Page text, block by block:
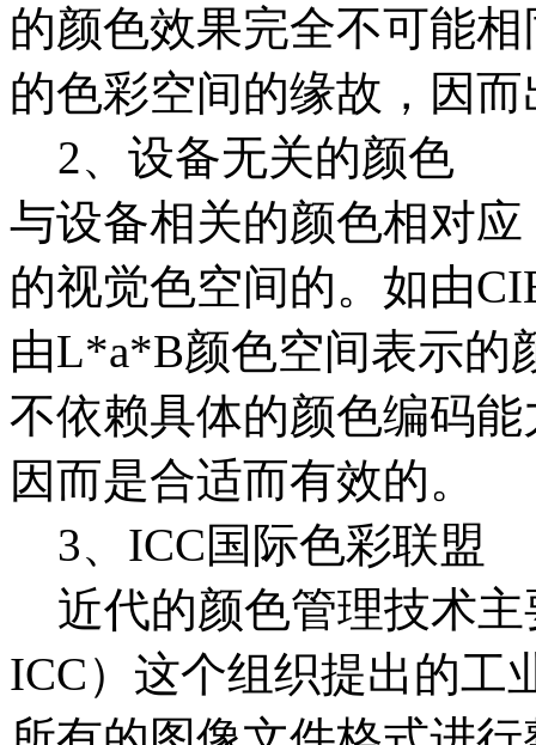
的颜色效果完全不可能
的色彩空间的缘故，因
2、设备无关的颜色
与设备相关的颜色相对
的视觉色空间的。如由
由L*a*B颜色空间表示的
不依赖具体的颜色编码
因而是合适而有效的。
3、ICC国际色彩联盟
近代的颜色管理技术主
ICC）这个组织提出的工